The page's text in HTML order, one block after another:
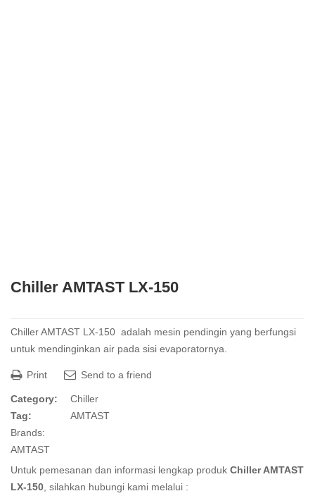
Chiller AMTAST LX-150
Chiller AMTAST LX-150 adalah mesin pendingin yang berfungsi
untuk mendinginkan air pada sisi evaporatornya.
Print Send to a friend
Category:
Chiller
Tag:
AMTAST
Brands:
AMTAST
Untuk pemesanan dan informasi lengkap produk Chiller AMTAST
LX-150 , silahkan hubungi kami melalui :